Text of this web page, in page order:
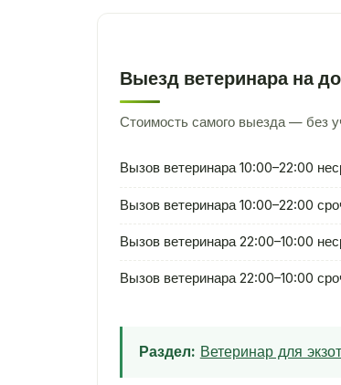
Выезд ветеринара на
Стоимость самого выезда — без
Вызов ветеринара 10:00–22:00
Вызов ветеринара 10:00–22:00
Вызов ветеринара 22:00–10:00
Вызов ветеринара 22:00–10:00
Раздел: Ветеринар для